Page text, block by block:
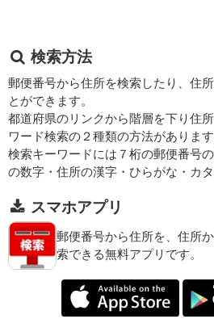
検索方法
郵便番号から住所を検索したり、住
とができます。
都道府県のリンクから階層を下り住
ワード検索の２種類の方法があります
検索キーワードには７桁の郵便番号
の数字・住所の漢字・ひらがな・カ
スマホアプリ
郵便番号から住所を、住所
索できる無料アプリです。